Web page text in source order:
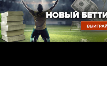
Перейти
к
содержимому